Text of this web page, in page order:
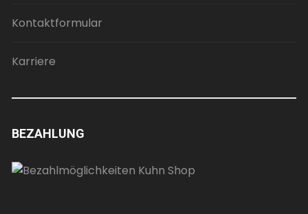
Kontaktformular
Karriere
BEZAHLUNG